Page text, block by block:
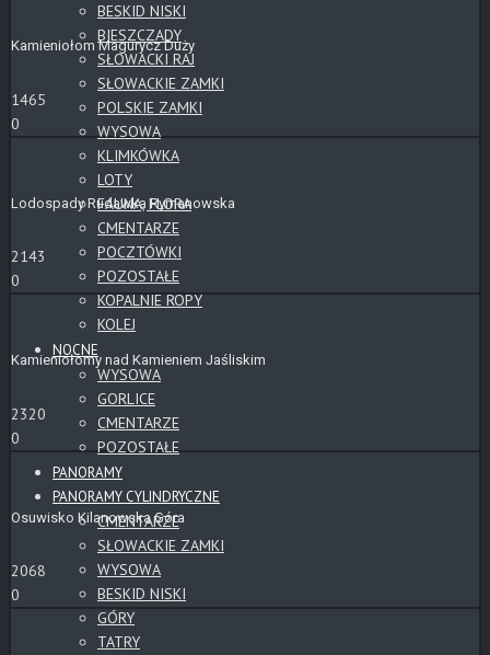
BESKID NISKI
BIESZCZADY
SŁOWACKI RAJ
SŁOWACKIE ZAMKI
POLSKIE ZAMKI
WYSOWA
KLIMKÓWKA
LOTY
FAUNA, FLORA
CMENTARZE
POCZTÓWKI
POZOSTAŁE
KOPALNIE ROPY
KOLEJ
NOCNE
WYSOWA
GORLICE
CMENTARZE
POZOSTAŁE
PANORAMY
PANORAMY CYLINDRYCZNE
CMENTARZE
SŁOWACKIE ZAMKI
WYSOWA
BESKID NISKI
GÓRY
TATRY
Kamieniołom Magurycz Duży
1465
0
Lodospady Rudawka Rymanowska
2143
0
Kamieniołomy nad Kamieniem Jaśliskim
2320
0
Osuwisko Kilanowska Góra
2068
0